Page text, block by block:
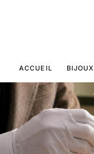
ACCUEIL BIJOUX